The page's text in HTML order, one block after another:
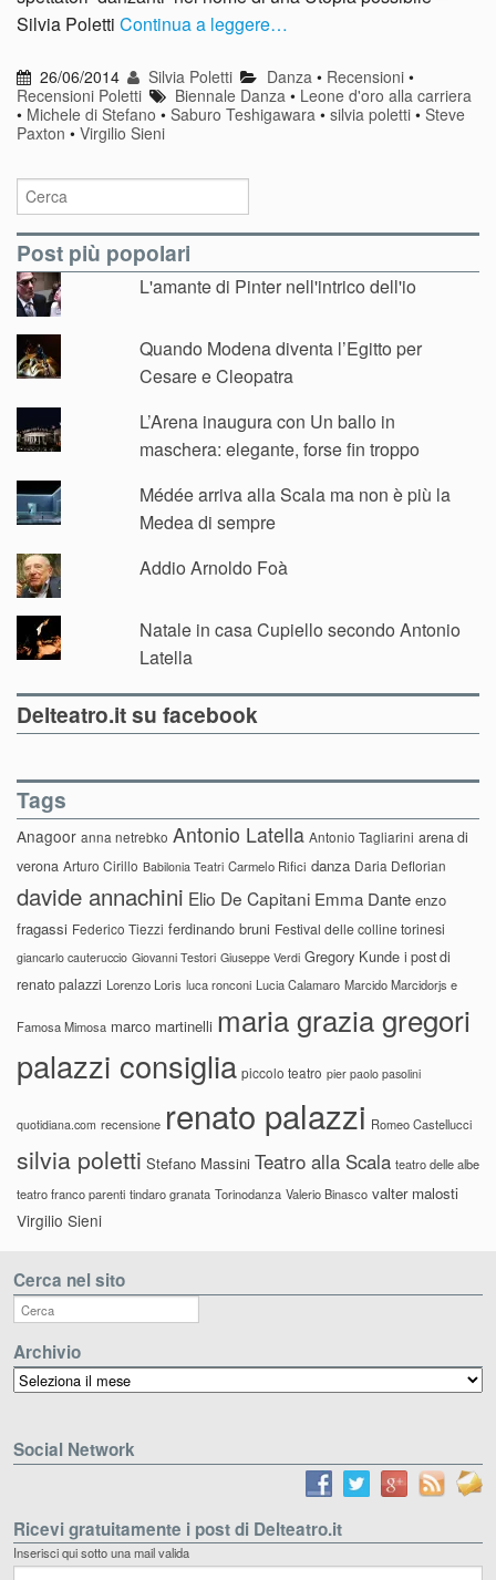
Silvia Poletti Continua a leggere…
26/06/2014 Silvia Poletti Danza• Recensioni•
Recensioni Poletti
Biennale Danza • Leone d'oro alla carriera
• Michele di Stefano • Saburo Teshigawara • silvia poletti • Steve
Paxton • Virgilio Sieni
Post più popolari
L'amante di Pinter nell'intrico dell'io
Quando Modena diventa l’Egitto per
Cesare e Cleopatra
L’Arena inaugura con Un ballo in
maschera: elegante, forse fin troppo
Médée arriva alla Scala ma non è più la
Medea di sempre
Addio Arnoldo Foà
Natale in casa Cupiello secondo Antonio
Latella
Delteatro.it su facebook
Tags
Anagoor anna netrebko Antonio Latella Antonio Tagliarini arena di
verona Arturo Cirillo Babilonia Teatri Carmelo Rifici danza Daria Deflorian
davide annachini Elio De Capitani Emma Dante enzo
fragassi Federico Tiezzi ferdinando bruni Festival delle colline torinesi
giancarlo cauteruccio Giovanni Testori Giuseppe Verdi Gregory Kunde i post di
renato palazzi Lorenzo Loris luca ronconi Lucia Calamaro Marcido Marcidorjs e
Famosa Mimosa marco martinelli maria grazia gregori
palazzi consiglia piccolo teatro pier paolo pasolini
quotidiana.com recensione renato palazzi Romeo Castellucci
silvia poletti Stefano Massini Teatro alla Scala teatro delle albe
teatro franco parenti tindaro granata Torinodanza Valerio Binasco valter malosti
Virgilio Sieni
Cerca nel sito
Archivio
Archivio
Social Network
Ricevi gratuitamente i post di Delteatro.it
Inserisci qui sotto una mail valida